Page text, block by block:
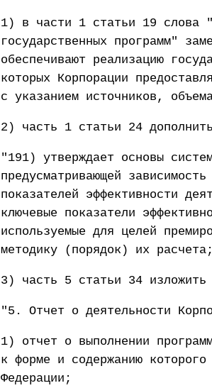
1) в части 1 статьи 19 слова
государственных программ"
обеспечивают реализацию
которых Корпорации
с указанием источников,
2) часть 1 статьи 24
"191) утверждает основы
предусматривающей
показателей эффективности
ключевые показатели
используемые для целей
методику (порядок) их
3) часть 5 статьи 34 изложить
"5. Отчет о деятельности
1) отчет о выполнении
к форме и содержанию которого
Федерации;